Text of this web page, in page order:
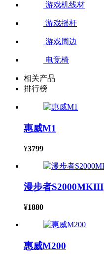
游戏机线材
游戏摇杆
游戏周边
电竞椅
相关产品
排行榜
惠威M1
¥3799
漫步者S2000MKIII
¥1880
惠威M200